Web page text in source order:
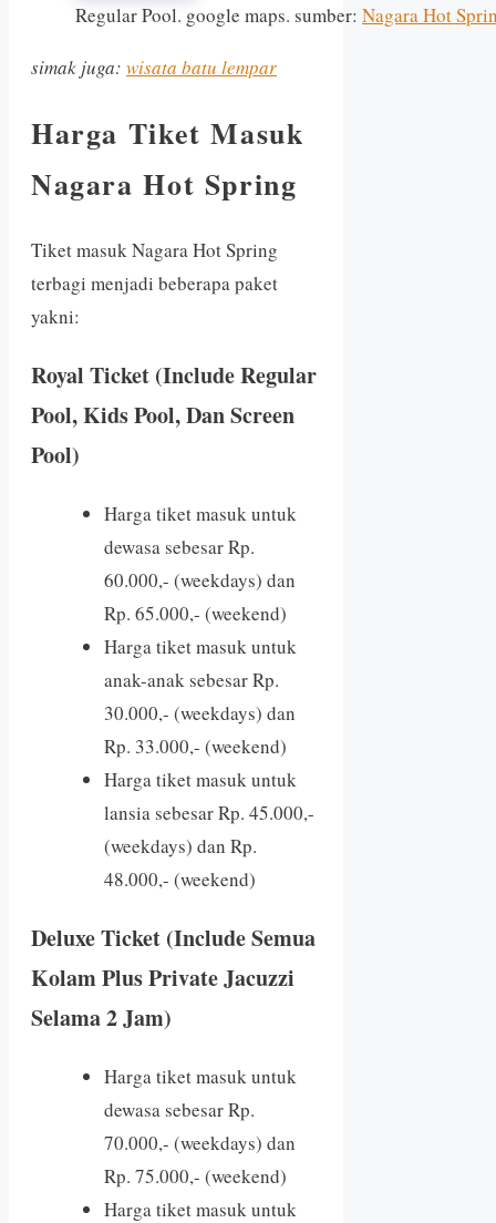
Regular Pool. google maps. sumber: Nagara Hot
simak juga: wisata batu lempar
Harga Tiket Masuk
Nagara Hot Spring
Tiket masuk Nagara Hot Spring
terbagi menjadi beberapa paket
yakni:
Royal Ticket (Include Regular
Pool, Kids Pool, Dan Screen
Pool)
Harga tiket masuk untuk
dewasa sebesar Rp.
60.000,- (weekdays) dan
Rp. 65.000,- (weekend)
Harga tiket masuk untuk
anak-anak sebesar Rp.
30.000,- (weekdays) dan
Rp. 33.000,- (weekend)
Harga tiket masuk untuk
lansia sebesar Rp. 45.000,-
(weekdays) dan Rp.
48.000,- (weekend)
Deluxe Ticket (Include Semua
Kolam Plus Private Jacuzzi
Selama 2 Jam)
Harga tiket masuk untuk
dewasa sebesar Rp.
70.000,- (weekdays) dan
Rp. 75.000,- (weekend)
Harga tiket masuk untuk